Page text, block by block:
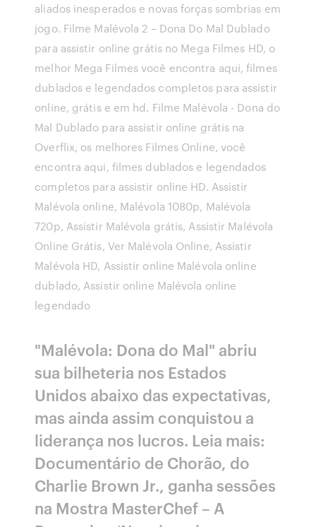
aliados inesperados e novas forças sombrias em
jogo. Filme Malévola 2 – Dona Do Mal Dublado
para assistir online grátis no Mega Filmes HD, o
melhor Mega Filmes você encontra aqui, filmes
dublados e legendados completos para assistir
online, grátis e em hd. Filme Malévola - Dona do
Mal Dublado para assistir online grátis na
Overflix, os melhores Filmes Online, você
encontra aqui, filmes dublados e legendados
completos para assistir online HD. Assistir
Malévola online, Malévola 1080p, Malévola
720p, Assistir Malévola grátis, Assistir Malévola
Online Grátis, Ver Malévola Online, Assistir
Malévola HD, Assistir online Malévola online
dublado, Assistir online Malévola online
legendado
"Malévola: Dona do Mal" abriu
sua bilheteria nos Estados
Unidos abaixo das expectativas,
mas ainda assim conquistou a
liderança nos lucros. Leia mais:
Documentário de Chorão, do
Charlie Brown Jr., ganha sessões
na Mostra MasterChef – A